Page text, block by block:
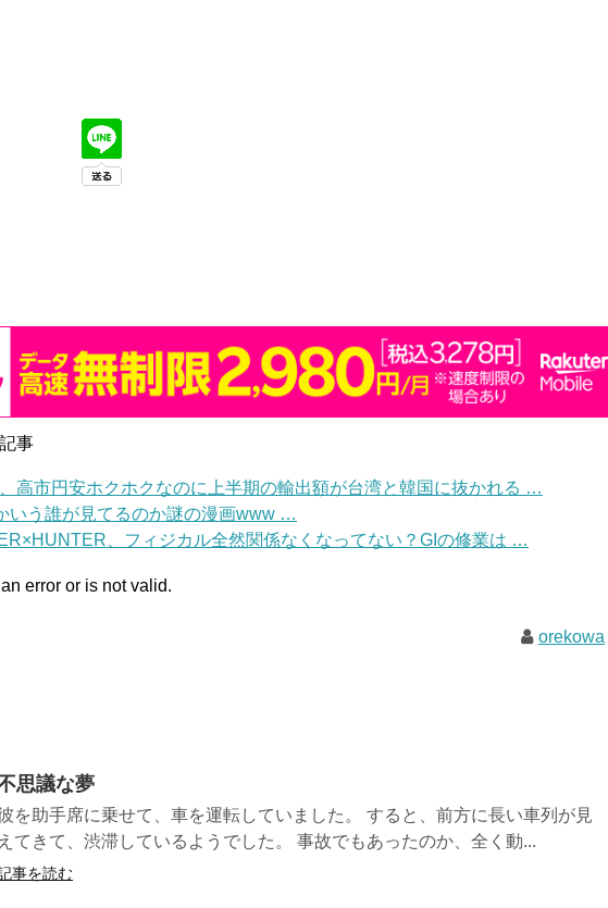
事
、高市円安ホクホクなのに上半期の輸出額が台湾と韓国に抜かれる …
いう誰が見てるのか謎の漫画www …
、フィジカル全然関係なくなってない？GIの修業は …
error or is not valid.
orekowa
思議な夢
を助手席に乗せて、車を運転していました。 すると、前方に長い車列が見
えてきて、渋滞しているようでした。 事故でもあったのか、全く動...
事を読む